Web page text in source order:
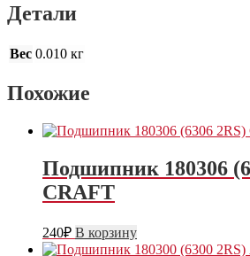
Детали
Вес 0.010 кг
Похожие
Подшипник 180306
CRAFT
240₽ В корзину